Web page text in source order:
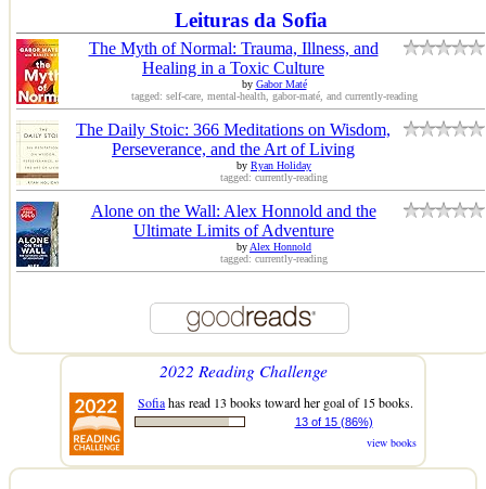
Leituras da Sofia
The Myth of Normal: Trauma, Illness, and
Healing in a Toxic Culture
by Gabor Maté
tagged: self-care, mental-health, gabor-maté, and currently-reading
The Daily Stoic: 366 Meditations on Wisdom,
Perseverance, and the Art of Living
by Ryan Holiday
tagged: currently-reading
Alone on the Wall: Alex Honnold and the
Ultimate Limits of Adventure
byAlex Honnold
tagged: currently-reading
2022 Reading Challenge
Sofiahas read 13 books toward her goal of 15 books.
13 of 15 (86%)
view books